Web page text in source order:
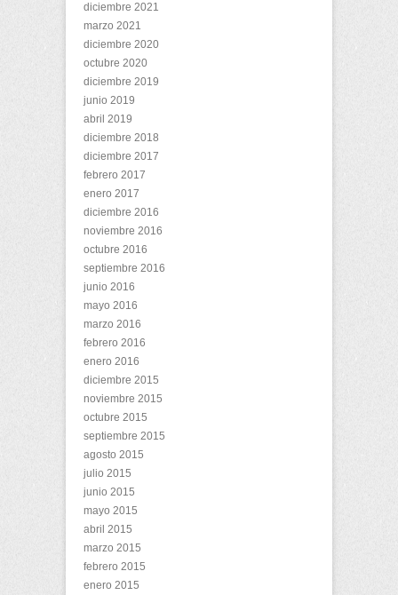
diciembre 2021
marzo 2021
diciembre 2020
octubre 2020
diciembre 2019
junio 2019
abril 2019
diciembre 2018
diciembre 2017
febrero 2017
enero 2017
diciembre 2016
noviembre 2016
octubre 2016
septiembre 2016
junio 2016
mayo 2016
marzo 2016
febrero 2016
enero 2016
diciembre 2015
noviembre 2015
octubre 2015
septiembre 2015
agosto 2015
julio 2015
junio 2015
mayo 2015
abril 2015
marzo 2015
febrero 2015
enero 2015